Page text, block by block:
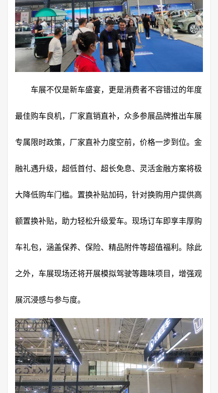
车展不仅是新车盛宴，更是消费者不容错过的年度
最佳购车良机，厂家直销直补，众多参展品牌推出车展
专属限时政策，厂家直补力度空前，价格一步到位。金
融礼遇升级，超低首付、超长免息、灵活金融方案将极
大降低购车门槛。置换补贴加码，针对换购用户提供高
额置换补贴，助力轻松升级爱车。现场订车即享丰厚购
车礼包，涵盖保养、保险、精品附件等超值福利。除此
之外，车展现场还将开展模拟驾驶等趣味项目，增强观
展沉浸感与参与度。